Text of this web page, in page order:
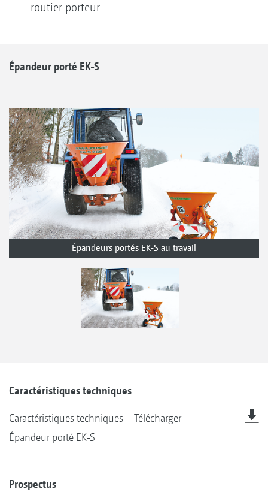
routier porteur
Épandeur porté EK-S
Épandeurs portés EK-S au travail
Caractéristiques techniques
Caractéristiques techniques
Épandeur porté EK-S
Télécharger
Prospectus